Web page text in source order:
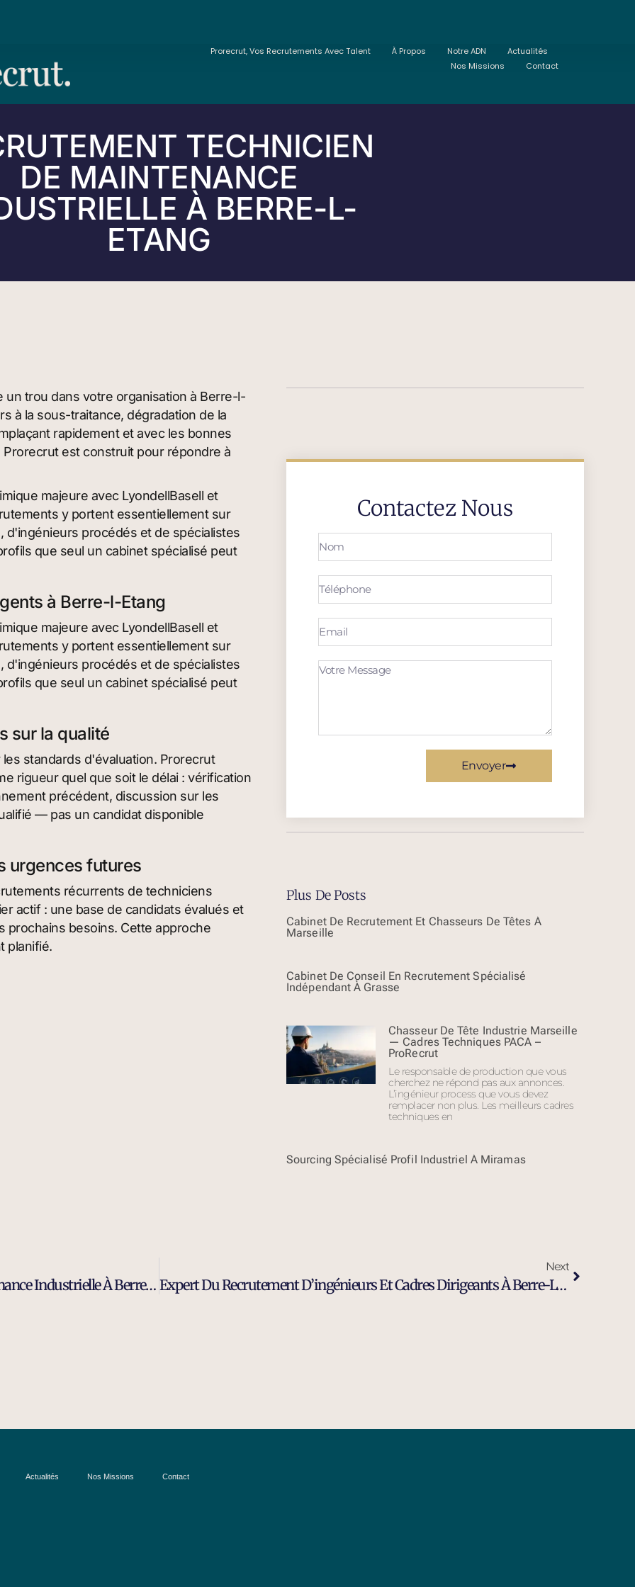
Prorecrut, Vos Recrutements Avec Talent À Propos Notre ADN
Actualités
Nos Missions
Contact
TECHNICIEN
DE MAINTENANCE
À BERRE-L-
ETANG
trou dans votre organisation à Berre-l-
à la sous-traitance, dégradation de la
rapidement et avec les bonnes
est construit pour répondre à
majeure avec LyondellBasell et
y portent essentiellement sur
d'ingénieurs procédés et de spécialistes
que seul un cabinet spécialisé peut
à Berre-l-Etang
majeure avec LyondellBasell et
y portent essentiellement sur
d'ingénieurs procédés et de spécialistes
que seul un cabinet spécialisé peut
sur la qualité
standards d'évaluation. Prorecrut
rigueur quel que soit le délai : vérification
précédent, discussion sur les
— pas un candidat disponible
urgences futures
récurrents de techniciens
actif : une base de candidats évalués et
prochains besoins. Cette approche
planifié.
Contactez Nous
Envoyer
Plus De Posts
Cabinet De Recrutement Et Chasseurs De Têtes À
Marseille
Cabinet De Conseil En Recrutement Spécialisé
Indépendant À Grasse
Chasseur De Tête Industrie Marseille
— Cadres Techniques PACA –
ProRecrut
Le responsable de production que vous
cherchez ne répond pas aux annonces.
L’ingénieur process que vous devez
remplacer non plus. Les meilleurs cadres
techniques en
Sourcing Spécialisé Profil Industriel À Miramas
Cabinet De Recrutement Ingénieur Maintenance Industrielle À Berre-L-Etang
Next
Expert Du Recrutement D’ingénieurs Et Cadres Dirigeants À Berre-L-Etang
Actualités Nos Missions Contact